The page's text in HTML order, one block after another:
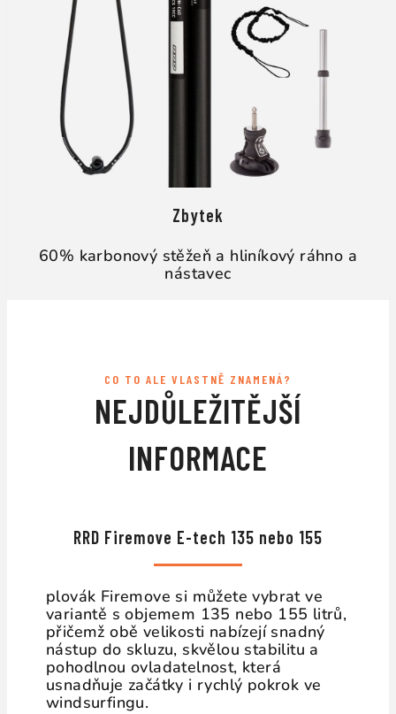
Zbytek
60% karbonový stěžeň a hliníkový ráhno a
nástavec
CO TO ALE VLASTNĚ ZNAMENÁ?
NEJDŮLEŽITĚJŠÍ
INFORMACE
RRD Firemove E-tech 135 nebo 155
plovák Firemove si můžete vybrat ve
variantě s objemem 135 nebo 155 litrů,
přičemž obě velikosti nabízejí snadný
nástup do skluzu, skvělou stabilitu a
pohodlnou ovladatelnost, která
usnadňuje začátky i rychlý pokrok ve
windsurfingu.